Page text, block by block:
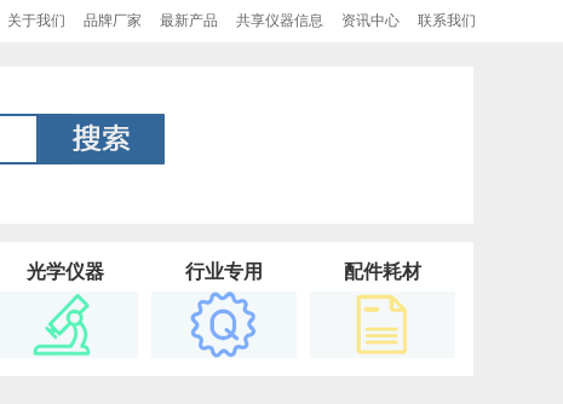
关于我们 品牌厂家 最新产品 共享仪器信息 资讯中心 联系我们
光学仪器 行业专用 配件耗材